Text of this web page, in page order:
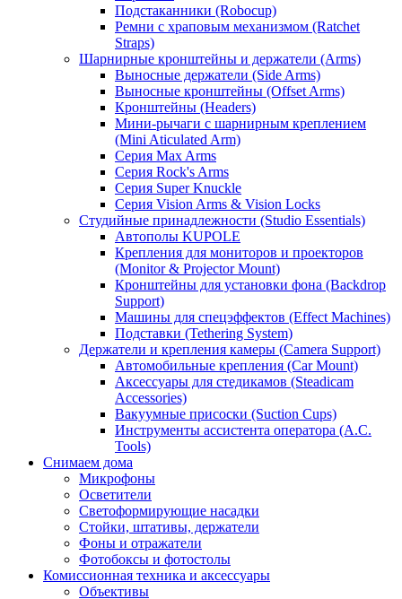
Подстаканники (Robocup)
Ремни с храповым механизмом (Ratchet
Straps)
Шарнирные кронштейны и держатели (Arms)
Выносные держатели (Side Arms)
Выносные кронштейны (Offset Arms)
Кронштейны (Headers)
Мини-рычаги с шарнирным креплением
(Mini Aticulated Arm)
Серия Max Arms
Серия Rock's Arms
Серия Super Knuckle
Серия Vision Arms & Vision Locks
Студийные принадлежности (Studio Essentials)
Автополы KUPOLE
Крепления для мониторов и проекторов
(Monitor & Projector Mount)
Кронштейны для установки фона (Backdrop
Support)
Машины для спецэффектов (Effect Machines)
Подставки (Tethering System)
Держатели и крепления камеры (Camera Support)
Автомобильные крепления (Car Mount)
Аксессуары для стедикамов (Steadicam
Accessories)
Вакуумные присоски (Suction Cups)
Инструменты ассистента оператора (A.C.
Tools)
Снимаем дома
Микрофоны
Осветители
Светоформирующие насадки
Стойки, штативы, держатели
Фоны и отражатели
Фотобоксы и фотостолы
Комиссионная техника и аксессуары
Объективы